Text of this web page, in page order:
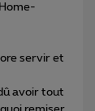
servir et
avoir tout